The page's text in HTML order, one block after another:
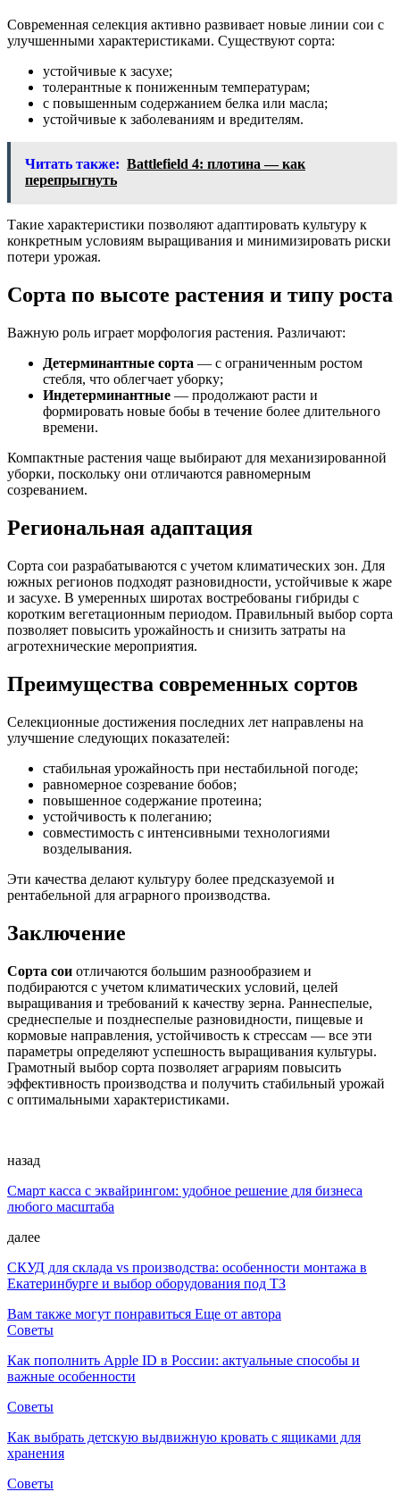
Современная селекция активно развивает новые линии сои с
улучшенными характеристиками. Существуют сорта:
устойчивые к засухе;
толерантные к пониженным температурам;
с повышенным содержанием белка или масла;
устойчивые к заболеваниям и вредителям.
Читать также: Battlefield 4: плотина — как
перепрыгнуть
Такие характеристики позволяют адаптировать культуру к
конкретным условиям выращивания и минимизировать риски
потери урожая.
Сорта по высоте растения и типу роста
Важную роль играет морфология растения. Различают:
Детерминантные сорта — с ограниченным ростом
стебля, что облегчает уборку;
Индетерминантные — продолжают расти и
формировать новые бобы в течение более длительного
времени.
Компактные растения чаще выбирают для механизированной
уборки, поскольку они отличаются равномерным
созреванием.
Региональная адаптация
Сорта сои разрабатываются с учетом климатических зон. Для
южных регионов подходят разновидности, устойчивые к жаре
и засухе. В умеренных широтах востребованы гибриды с
коротким вегетационным периодом. Правильный выбор сорта
позволяет повысить урожайность и снизить затраты на
агротехнические мероприятия.
Преимущества современных сортов
Селекционные достижения последних лет направлены на
улучшение следующих показателей:
стабильная урожайность при нестабильной погоде;
равномерное созревание бобов;
повышенное содержание протеина;
устойчивость к полеганию;
совместимость с интенсивными технологиями
возделывания.
Эти качества делают культуру более предсказуемой и
рентабельной для аграрного производства.
Заключение
Сорта сои отличаются большим разнообразием и
подбираются с учетом климатических условий, целей
выращивания и требований к качеству зерна. Раннеспелые,
среднеспелые и позднеспелые разновидности, пищевые и
кормовые направления, устойчивость к стрессам — все эти
параметры определяют успешность выращивания культуры.
Грамотный выбор сорта позволяет аграриям повысить
эффективность производства и получить стабильный урожай
с оптимальными характеристиками.
назад
Смарт касса с эквайрингом: удобное решение для бизнеса
любого масштаба
далее
СКУД для склада vs производства: особенности монтажа в
Екатеринбурге и выбор оборудования под ТЗ
Вам также могут понравиться Еще от автора
Советы
Как пополнить Apple ID в России: актуальные способы и
важные особенности
Советы
Как выбрать детскую выдвижную кровать с ящиками для
хранения
Советы